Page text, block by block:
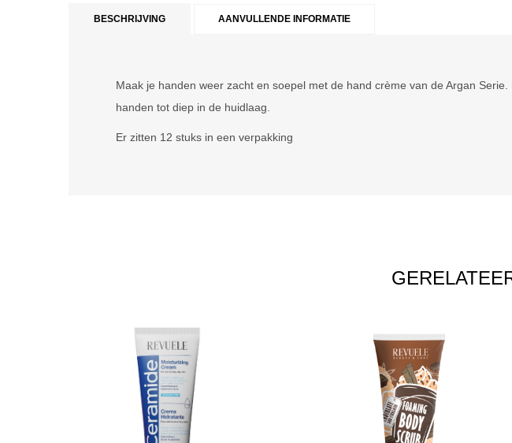
BESCHRIJVING AANVULLENDE INFORMATIE
Maak je handen weer zacht en soepel met de hand crème van de Argan
handen tot diep in de huidlaag.
Er zitten 12 stuks in een verpakking